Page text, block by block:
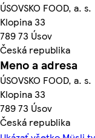
ÚSOVSKO FOOD, a. s.
Klopina 33
789 73 Úsov
Česká republika
Meno a adresa
ÚSOVSKO FOOD, a. s.
Klopina 33
789 73 Úsov
Česká republika